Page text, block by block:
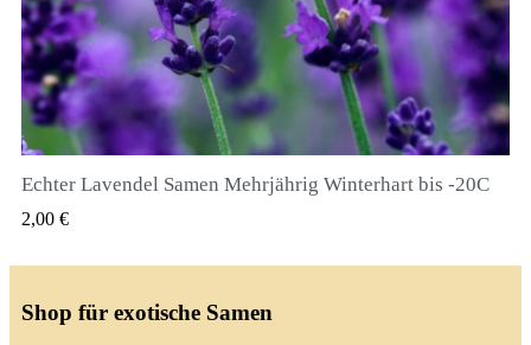
QUICK VIEW
Echter Lavendel Samen Mehrjährig Winterhart bis -20C
2,00 €
Shop für exotische Samen